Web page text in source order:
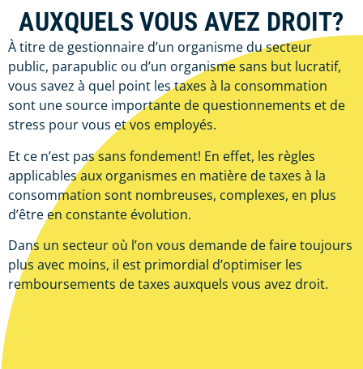
AUXQUELS VOUS AVEZ DROIT?
À titre de gestionnaire d’un organisme du secteur
public, parapublic ou d’un organisme sans but lucratif,
vous savez à quel point les taxes à la consommation
sont une source importante de questionnements et de
stress pour vous et vos employés.
Et ce n’est pas sans fondement! En effet, les règles
applicables aux organismes en matière de taxes à la
consommation sont nombreuses, complexes, en plus
d’être en constante évolution.
Dans un secteur où l’on vous demande de faire toujours
plus avec moins, il est primordial d’optimiser les
remboursements de taxes auxquels vous avez droit.